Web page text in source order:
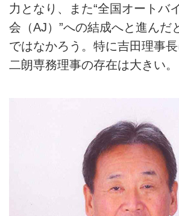
力となり、また“全国オートバ
会（AJ）”への結成へと進んだ
ではなかろう。特に吉田理事
二朗専務理事の存在は大きい。